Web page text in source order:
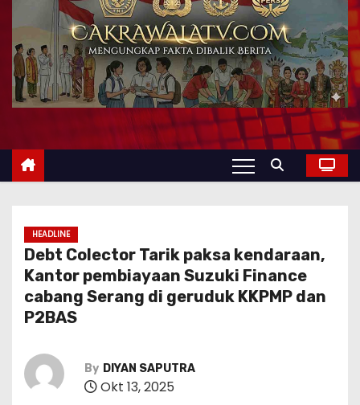
HEADLINE
Debt Colector Tarik paksa kendaraan,
Kantor pembiayaan Suzuki Finance
cabang Serang di geruduk KKPMP dan
P2BAS
By DIYAN SAPUTRA
Okt 13, 2025